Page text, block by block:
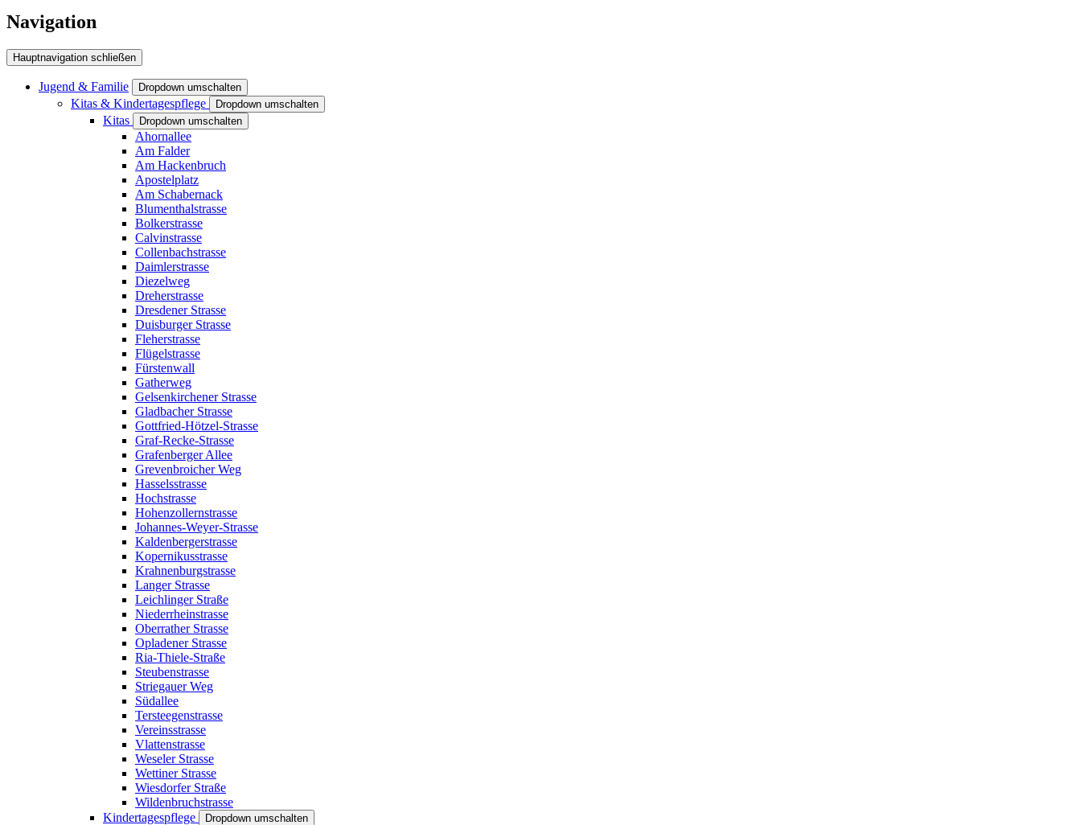
Navigation
Hauptnavigation schließen
Jugend & Familie Dropdown umschalten
Kitas & Kindertagespflege Dropdown umschalten
Kitas Dropdown umschalten
Ahornallee
Am Falder
Am Hackenbruch
Apostelplatz
Am Schabernack
Blumenthalstrasse
Bolkerstrasse
Calvinstrasse
Collenbachstrasse
Daimlerstrasse
Diezelweg
Dreherstrasse
Dresdener Strasse
Duisburger Strasse
Fleherstrasse
Flügelstrasse
Fürstenwall
Gatherweg
Gelsenkirchener Strasse
Gladbacher Strasse
Gottfried-Hötzel-Strasse
Graf-Recke-Strasse
Grafenberger Allee
Grevenbroicher Weg
Hasselsstrasse
Hochstrasse
Hohenzollernstrasse
Johannes-Weyer-Strasse
Kaldenbergerstrasse
Kopernikusstrasse
Krahnenburgstrasse
Langer Strasse
Leichlinger Straße
Niederrheinstrasse
Oberrather Strasse
Opladener Strasse
Ria-Thiele-Straße
Steubenstrasse
Striegauer Weg
Südallee
Tersteegenstrasse
Vereinsstrasse
Vlattenstrasse
Weseler Strasse
Wettiner Strasse
Wiesdorfer Straße
Wildenbruchstrasse
Kindertagespflege
Dropdown umschalten